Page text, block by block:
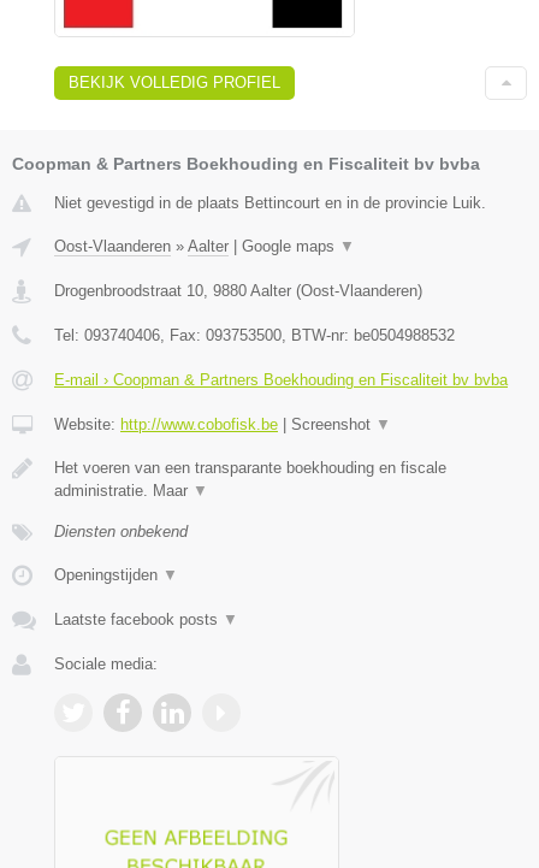
BEKIJK VOLLEDIG PROFIEL
Coopman & Partners Boekhouding en Fiscaliteit bv bvba
Niet gevestigd in de plaats Bettincourt en in de provincie Luik.
Oost-Vlaanderen » Aalter Google maps ▼
Drogenbroodstraat 10, 9880 Aalter (Oost-Vlaanderen)
Tel: 093740406, Fax: 093753500, BTW-nr: be0504988532
E-mail › Coopman & Partners Boekhouding en Fiscaliteit bv bvba
Website: http://www.cobofisk.be Screenshot ▼
Het voeren van een transparante boekhouding en fiscale
administratie. Maar ▼
Diensten onbekend
Openingstijden ▼
Laatste facebook posts ▼
Sociale media: